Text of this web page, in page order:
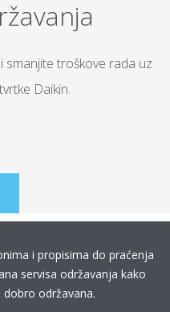
smanjite troškove rada uz
Daikin.
i propisima do praćenja
servisa održavanja kako
održavana.